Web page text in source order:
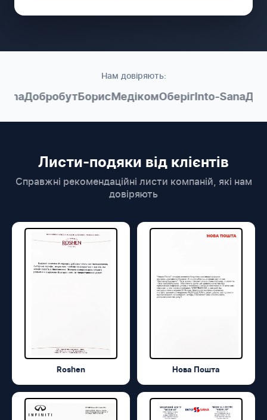
Нам довіряють:
ДобробутБорисМедікомОберігInto-Sana
Листи-подяки від клієнтів
Справжні рекомендаційні листи компаній, які нам
довіряють
Roshen Нова Пошта